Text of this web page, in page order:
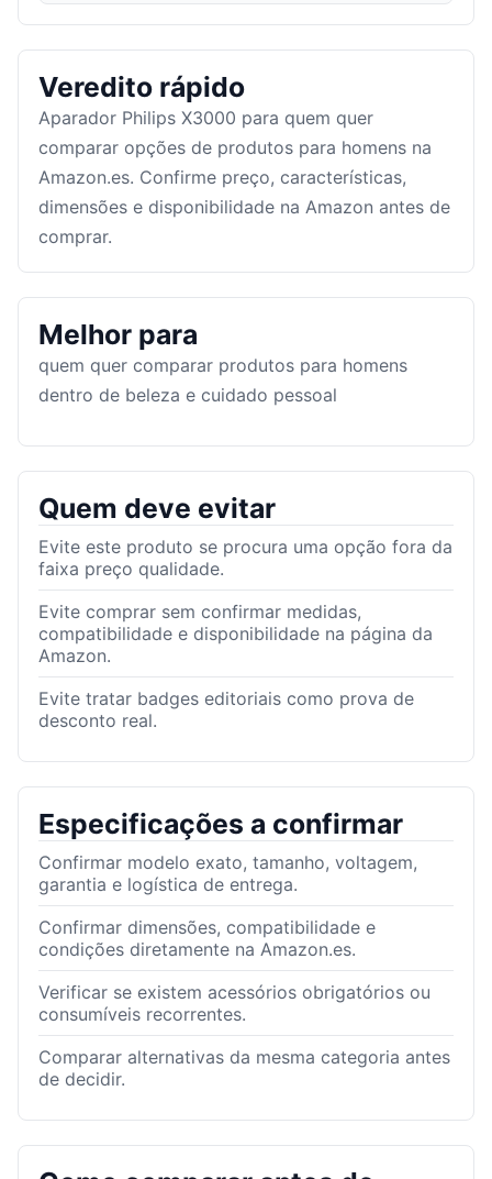
Veredito rápido
Aparador Philips X3000 para quem quer
comparar opções de produtos para homens na
Amazon.es. Confirme preço, características,
dimensões e disponibilidade na Amazon antes de
comprar.
Melhor para
quem quer comparar produtos para homens
dentro de beleza e cuidado pessoal
Quem deve evitar
Evite este produto se procura uma opção fora da
faixa preço qualidade.
Evite comprar sem confirmar medidas,
compatibilidade e disponibilidade na página da
Amazon.
Evite tratar badges editoriais como prova de
desconto real.
Especificações a confirmar
Confirmar modelo exato, tamanho, voltagem,
garantia e logística de entrega.
Confirmar dimensões, compatibilidade e
condições diretamente na Amazon.es.
Verificar se existem acessórios obrigatórios ou
consumíveis recorrentes.
Comparar alternativas da mesma categoria antes
de decidir.